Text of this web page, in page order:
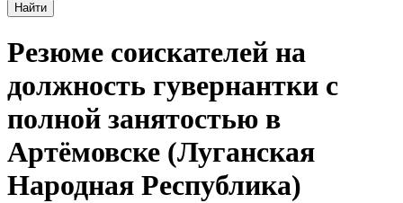
Найти
Резюме соискателей на
должность гувернантки с
полной занятостью в
Артёмовске (Луганская
Народная Республика)